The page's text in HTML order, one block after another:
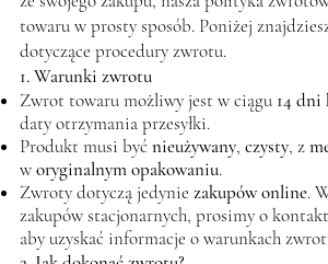
towaru w prosty sposób. Poniżej
dotyczące procedury zwrotu.
1. Warunki zwrotu
Zwrot towaru możliwy jest w ciągu 14 dni
daty otrzymania przesyłki.
Produkt musi być nieużywany, czysty, z
woryginalnym opakowaniu.
Zwroty dotyczą jedynie zakupów online.
zakupów stacjonarnych, prosimy o
aby uzyskać informacje o warunkach